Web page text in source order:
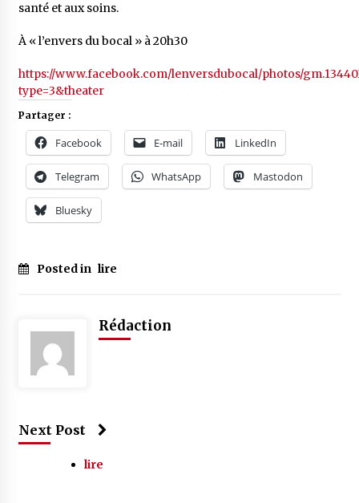
santé et aux soins.
À « l’envers du bocal » à 20h30
https://www.facebook.com/lenversdubocal/photos/
type=3&theater
Partager :
Facebook E-mail LinkedIn
Telegram WhatsApp Mastodon
Bluesky
Posted in lire
Rédaction
Next Post
lire